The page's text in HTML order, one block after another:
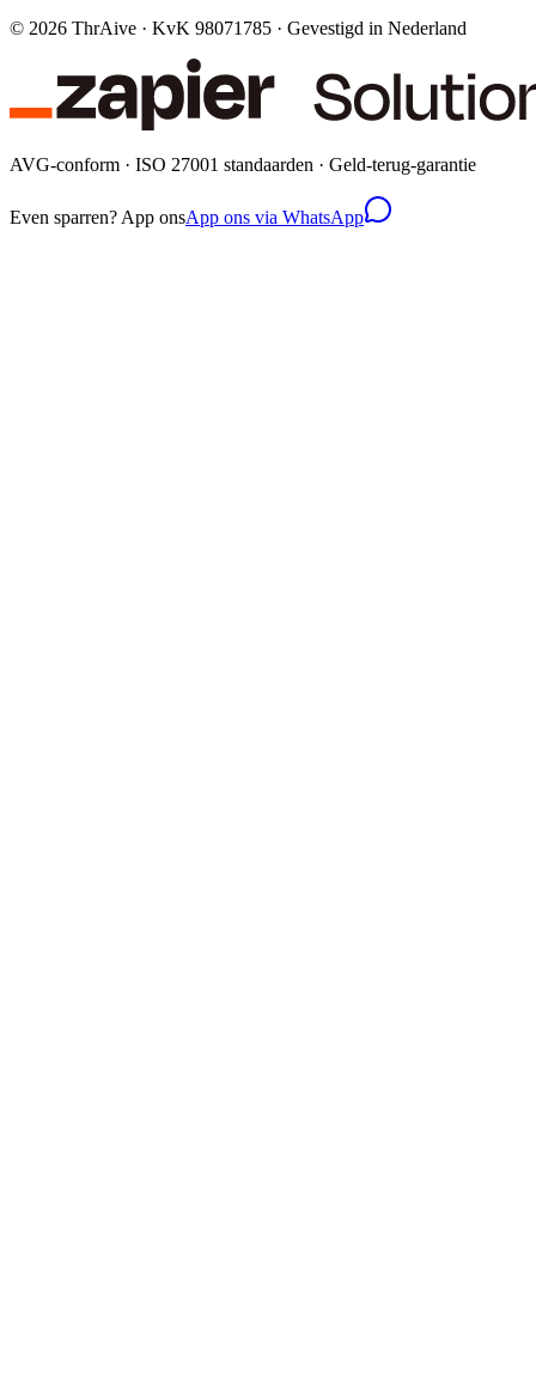
© 2026 ThrAive · KvK 98071785 · Gevestigd in Nederland
AVG-conform · ISO 27001 standaarden · Geld-terug-garantie
Even sparren? App onsApp ons via WhatsApp